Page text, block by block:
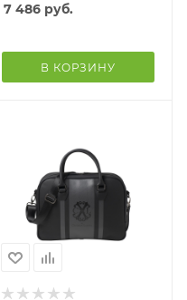
7 486 руб.
В КОРЗИНУ